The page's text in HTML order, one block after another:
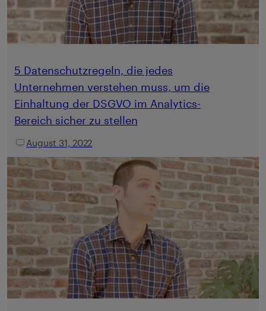
5 Datenschutzregeln, die jedes
Unternehmen verstehen muss, um die
Einhaltung der DSGVO im Analytics-
Bereich sicher zu stellen
August 31, 2022